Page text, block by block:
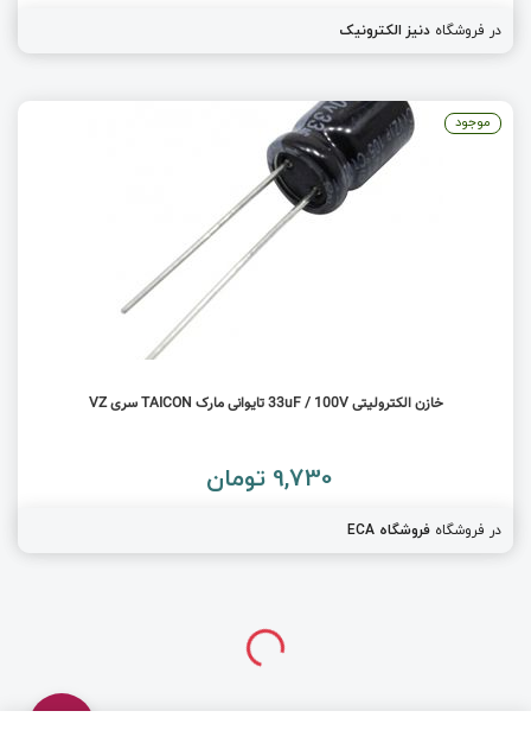
در فروشگاه دنیز الکترونیک
خازن الکترولیتی 33uF / 100V تایوانی مارک TAICON سری VZ
9,730 تومان
در فروشگاه فروشگاه ECA
موجود